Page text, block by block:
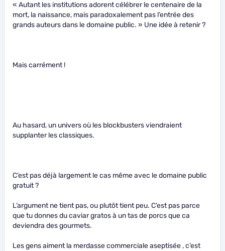
« Autant les institutions adorent célébrer le centenaire de la
mort, la naissance, mais paradoxalement pas l’entrée des
grands auteurs dans le domaine public. » Une idée à retenir ?
Mais carrément !
Au hasard, un univers où les blockbusters viendraient
supplanter les classiques.
C’est pas déjà largement le cas même avec le domaine public
gratuit ?
L’argument ne tient pas, ou plutôt tient peu. C’est pas parce
que tu donnes du caviar gratos à un tas de porcs que ca
deviendra des gourmets.
Les gens aiment la merdasse commerciale aseptisée , c’est